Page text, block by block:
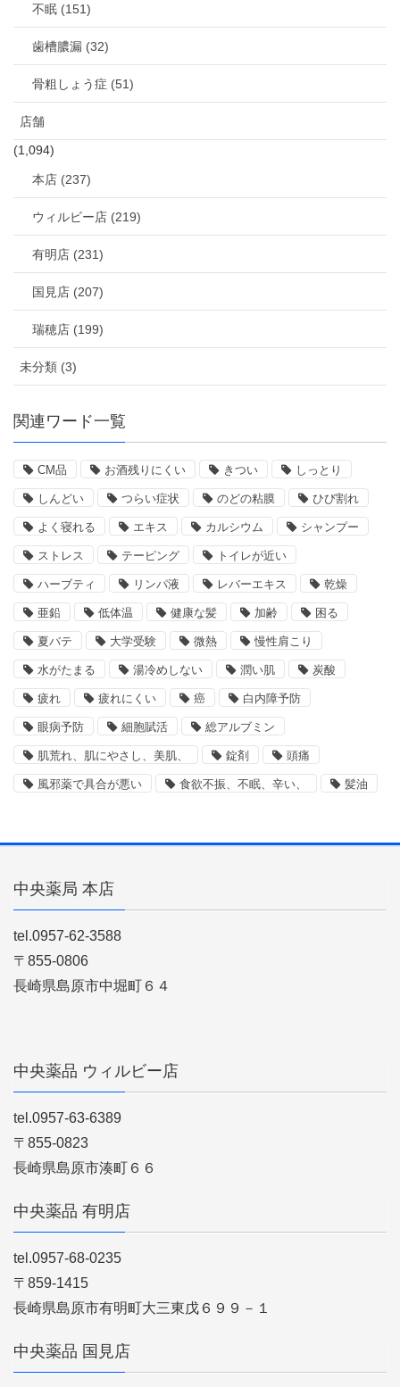
不眠 (151)
歯槽膿漏 (32)
骨粗しょう症 (51)
店舗
(1,094)
本店 (237)
ウィルビー店 (219)
有明店 (231)
国見店 (207)
瑞穂店 (199)
未分類 (3)
関連ワード一覧
CM品 お酒残りにくい きつい しっとり
しんどい つらい症状 のどの粘膜 ひび割れ
よく寝れる エキス カルシウム シャンプー
ストレス テーピング トイレが近い
ハーブティ リンパ液 レバーエキス 乾燥
亜鉛 低体温 健康な髪 加齢 困る
夏バテ 大学受験 微熱 慢性肩こり
水がたまる 湯冷めしない 潤い肌 炭酸
疲れ 疲れにくい 癌 白内障予防
眼病予防 細胞賦活 総アルブミン
肌荒れ、肌にやさし、美肌、 錠剤 頭痛
風邪薬で具合が悪い 食欲不振、不眠、辛い、 髪油
中央薬局 本店
tel.0957-62-3588
〒855-0806
長崎県島原市中堀町６４
中央薬品 ウィルビー店
tel.0957-63-6389
〒855-0823
長崎県島原市湊町６６
中央薬品 有明店
tel.0957-68-0235
〒859-1415
長崎県島原市有明町大三東戊６９９－１
中央薬品 国見店